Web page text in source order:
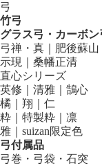
弓
竹弓
グラス弓・カーボン
弓禅・真｜肥後蘇山
示現｜桑幡正清
直心シリーズ
英修｜清雅｜鵠心
橘｜翔｜仁
粋｜特製粋｜凛
雅｜suizan限定色
弓付属品
弓巻・弓袋・石突